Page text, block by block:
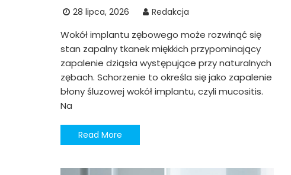
28 lipca, 2026 Redakcja
Wokół implantu zębowego może rozwinąć się
stan zapalny tkanek miękkich przypominający
zapalenie dziąsła występujące przy naturalnych
zębach. Schorzenie to określa się jako zapalenie
błony śluzowej wokół implantu, czyli mucositis.
Na
Read More